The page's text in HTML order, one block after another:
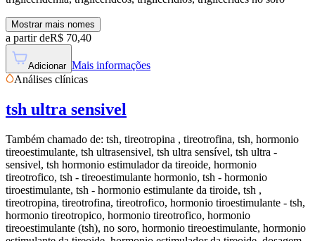
Mostrar mais nomes
a partir deR$ 70,40
Adicionar Mais informações
Análises clínicas
tsh ultra sensivel
Também chamado de: tsh, tireotropina , tireotrofina, tsh, hormonio
tireoestimulante, tsh ultrasensivel, tsh ultra sensível, tsh ultra -
sensivel, tsh hormonio estimulador da tireoide, hormonio
tireotrofico, tsh - tireoestimulante hormonio, tsh - hormonio
tiroestimulante, tsh - hormonio estimulante da tiroide, tsh ,
tireotropina, tireotrofina, tireotrofico, hormonio tiroestimulante - tsh,
hormonio tireotropico, hormonio tireotrofico, hormonio
tireoestimulante (tsh), no soro, hormonio tireoestimulante, hormonio